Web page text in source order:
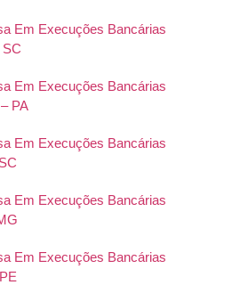
Em Execuções Bancárias
Em Execuções Bancárias
PA
Em Execuções Bancárias
Em Execuções Bancárias
Em Execuções Bancárias